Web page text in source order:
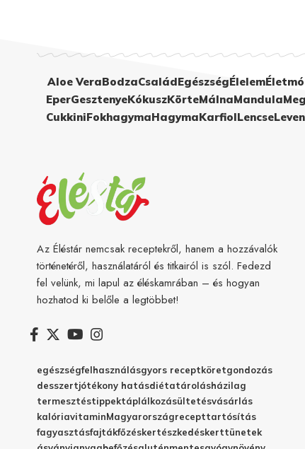
Aloe VeraBodzaCsaládEgészségÉlelem
EperGesztenyeKókuszKörteMálnaMandula
CukkiniFokhagymaHagymaKarfiolLencse
Az Éléstár nemcsak receptekről, hanem a hozzávalók
történetéről, használatáról és titkairól is szól. Fedezd
fel velünk, mi lapul az éléskamrában – és hogyan
hozhatod ki belőle a legtöbbet!
egészségfelhasználásgyors receptköretgondozás
desszertjótékony hatásdiétatárolásházilag
termesztéstippektáplálkozásültetésvásárlás
kalóriavitaminMagyarországrecepttartósítás
fagyasztásfajtákfőzéskertészkedéskerttünetek